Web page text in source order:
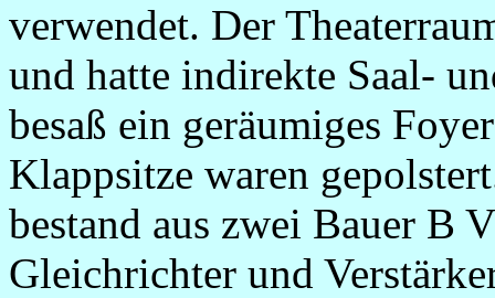
verwendet. Der
und hatte indirekte Saal-
besaß ein geräumiges
Klappsitze waren
bestand aus zwei Bauer B
Gleichrichter und